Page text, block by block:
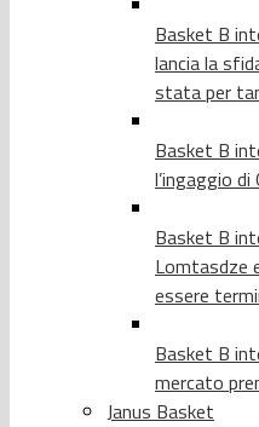
Basket B
lancia la
stata per
Basket B
l’ingaggio
Basket B
Lomtasdze
essere
Basket B
mercato
Janus Basket